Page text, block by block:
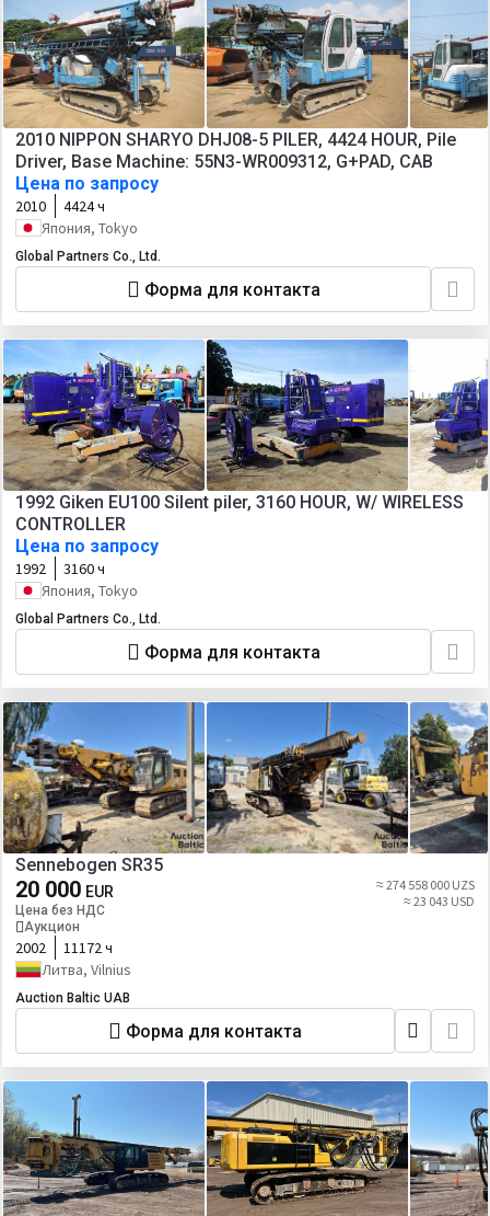
2010 NIPPON SHARYO DHJ08-5 PILER, 4424 HOUR, Pile
Driver, Base Machine: 55N3-WR009312, G+PAD, CAB
Цена по запросу
2010
4424 ч
Япония, Tokyo
Global Partners Co., Ltd.
Форма для контакта
1992 Giken EU100 Silent piler, 3160 HOUR, W/ WIRELESS
CONTROLLER
Цена по запросу
1992
3160 ч
Япония, Tokyo
Global Partners Co., Ltd.
Форма для контакта
Sennebogen SR35
20 000 EUR
Цена без НДС
Аукцион
≈ 274 558 000 UZS
≈ 23 043 USD
2002
11172 ч
Литва, Vilnius
Auction Baltic UAB
Форма для контакта